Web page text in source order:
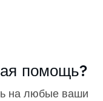
помощь?
на любые ваши